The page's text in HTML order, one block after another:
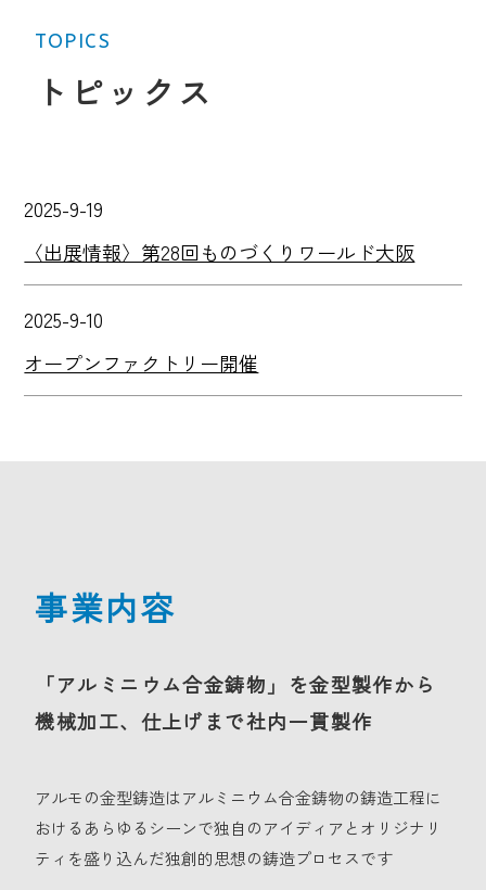
TOPICS
トピックス
2025-9-19
〈出展情報〉第28回ものづくりワールド大阪
2025-9-10
オープンファクトリー開催
事業内容
「アルミニウム合金鋳物」を金型製作から
機械加工、仕上げまで社内一貫製作
アルモの金型鋳造はアルミニウム合金鋳物の鋳造工程に
おけるあらゆるシーンで独自のアイディアとオリジナリ
ティを盛り込んだ独創的思想の鋳造プロセスです